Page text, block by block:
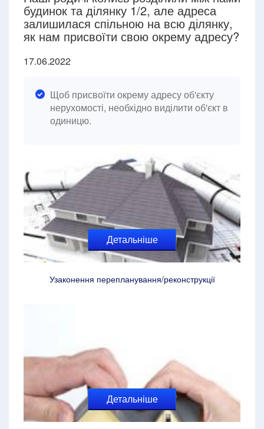
будинок та ділянку 1/2, але адреса
залишилася спільною на всю ділянку,
як нам присвоїти свою окрему адресу?
17.06.2022
Щоб присвоїти окрему адресу об'єкту
нерухомості, необхідно виділити об'єкт в
одиницю.
Детальніше
Узаконення перепланування/реконструкції
Детальніше